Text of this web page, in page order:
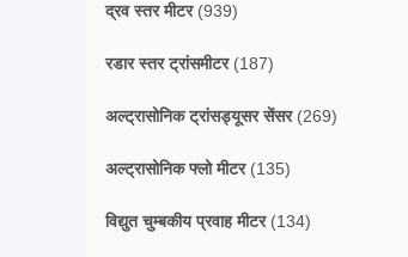
द्रव स्तर मीटर(939)
रडार स्तर ट्रांसमीटर(187)
अल्ट्रासोनिक ट्रांसड्यूसर सेंसर(269)
अल्ट्रासोनिक फ्लो मीटर(135)
विद्युत चुम्बकीय प्रवाह मीटर(134)